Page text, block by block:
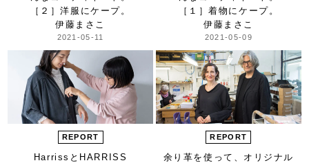
［２］洋服にケープ。
伊藤まさこ
2021-05-11
［１］着物にケープ。
伊藤まさこ
2021-05-09
REPORT
HarrissとHARRISS
REPORT
余り革を使って、 オリジナル